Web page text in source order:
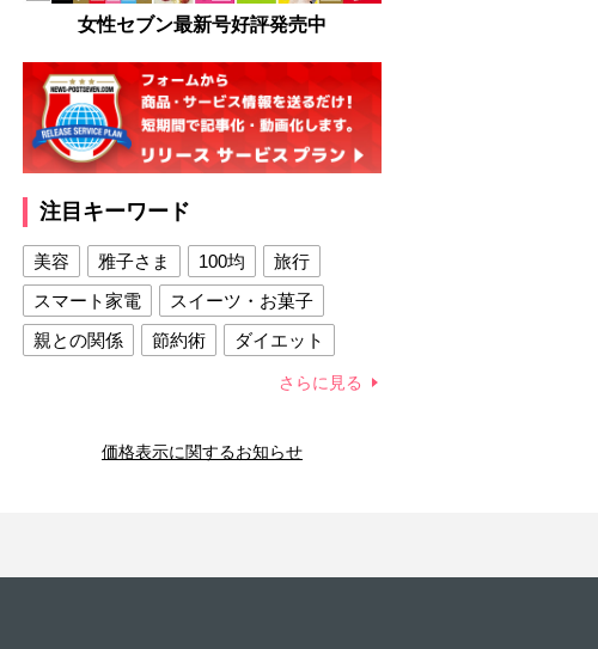
女性セブン最新号好評発売中
注目キーワード
美容 雅子さま 100均
旅行
スマート家電
スイーツ・お菓子
親との関係
節約術
ダイエット
夫との関係
新津春子 どか食い
さらに見る
価格表示に関するお知らせ